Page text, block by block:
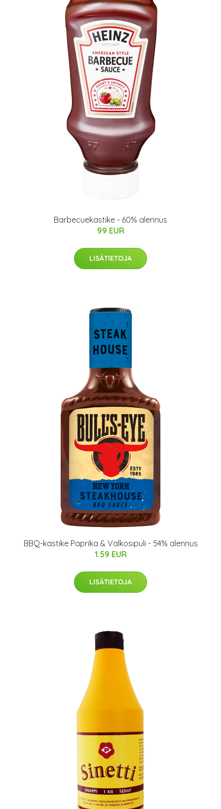
Barbecuekastike - 60% alennus
99 EUR
LISÄTIETOJA
BBQ-kastike Paprika & Valkosipuli - 54% alennus
1.59 EUR
LISÄTIETOJA